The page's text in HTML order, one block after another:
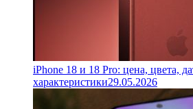
iPhone 18 и 18 Pro: цена, цвета,
характеристики29.05.2026